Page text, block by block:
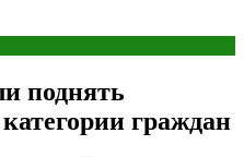
поднять
граждан